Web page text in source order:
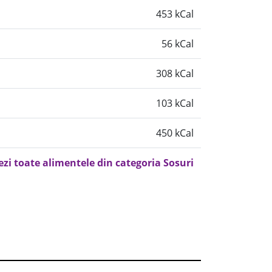
453 kCal
56 kCal
308 kCal
103 kCal
450 kCal
toate alimentele din categoria Sosuri